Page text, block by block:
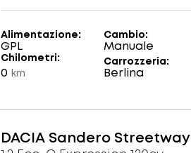
Alimentazione
GPL
Cambio
Manuale
Chilometri
0 km
Carrozzeria
Berlina
DACIA Sandero Streetway